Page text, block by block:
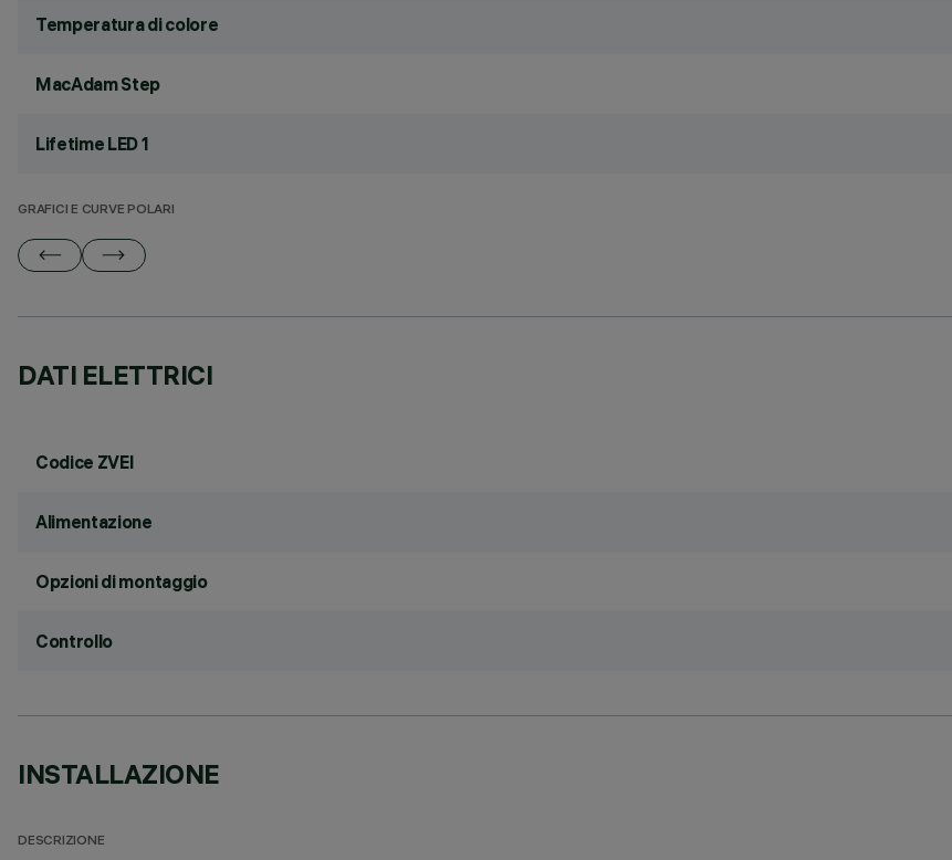
Temperatura di colore
MacAdam Step
Lifetime LED 1
GRAFICI E CURVE POLARI
DATI ELETTRICI
Codice ZVEI
Alimentazione
Opzioni di montaggio
Controllo
INSTALLAZIONE
DESCRIZIONE